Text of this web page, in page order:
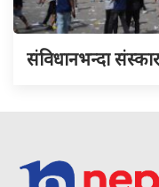
संविधानभन्दा